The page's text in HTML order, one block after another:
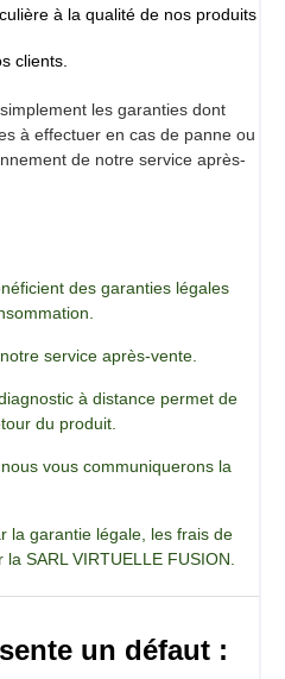
à la qualité de nos produits
clients.
les garanties dont
à effectuer en cas de panne ou
de notre service après-
des garanties légales
service après-vente.
à distance permet de
du produit.
vous communiquerons la
la garantie légale, les frais de
SARL VIRTUELLE FUSION.
un défaut :